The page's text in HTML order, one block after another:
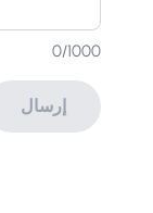
0/1000
إرسال